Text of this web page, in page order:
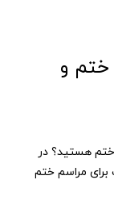
و
هستید؟ در
مراسم ختم